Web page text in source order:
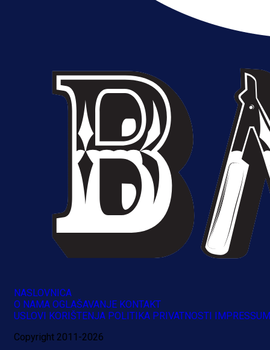
NASLOVNICA
O NAMA OGLAŠAVANJE KONTAKT
USLOVI KORIŠTENJA POLITIKA PRIVATNOSTI IMPRESSUM
Copyright 2011-2026